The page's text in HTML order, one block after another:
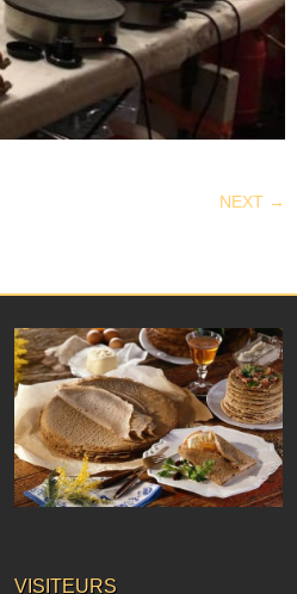
NEXT →
VISITEURS